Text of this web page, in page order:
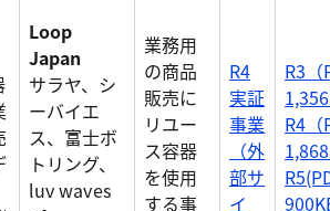
Loop
Japan
サラヤ、シ
ーバイエ
ス、富士ボ
トリング、
luv waves
業務用
の商品
販売に
リユー
ス容器
を使用
する事
R4
実証
事業
（外
部サ
イ
R3（
R4（